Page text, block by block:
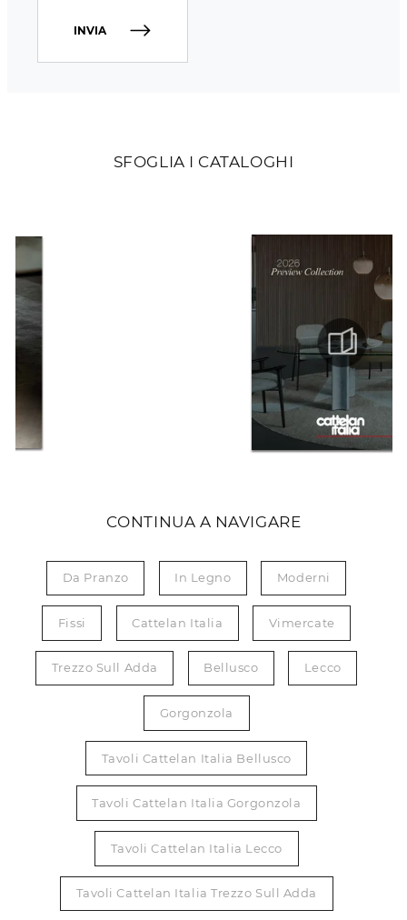
SFOGLIA I CATALOGHI
CONTINUA A NAVIGARE
Da Pranzo In Legno Moderni
Fissi Cattelan Italia Vimercate
Trezzo Sull Adda Bellusco Lecco
Gorgonzola
Tavoli Cattelan Italia Bellusco
Tavoli Cattelan Italia Gorgonzola
Tavoli Cattelan Italia Lecco
Tavoli Cattelan Italia Trezzo Sull Adda
INVIA